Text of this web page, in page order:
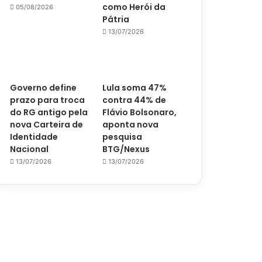
05/08/2026
como Herói da
Pátria
13/07/2026
Governo define
prazo para troca
do RG antigo pela
nova Carteira de
Identidade
Nacional
13/07/2026
Lula soma 47%
contra 44% de
Flávio Bolsonaro,
aponta nova
pesquisa
BTG/Nexus
13/07/2026